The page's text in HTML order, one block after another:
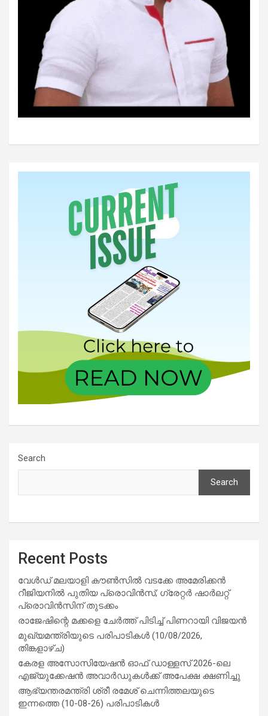
Search
Search
Recent Posts
വേൾഡ് മലയാളി കൗൺസിൽ വടക്കേ അമേരിക്കൻ
റീജിയനിൽ പുതിയ പ്രൊവിൻസ്; ഗ്രേറ്റർ ഷാർലറ്റ്
പ്രൊവിൻസിന് തുടക്കം
രാജേഷിന്റെ മക്കളെ ചേർത്ത് പിടിച്ച് പിണറായി വിജയൻ
മുഖ്യമന്ത്രിയുടെ പരിപാടികൾ (10/08/2026,
തിങ്കളാഴ്ച)
കേരള അസോസിയേഷൻ ഓഫ് ഡാള്ളസ് 2026-ലെ
എജ്യുക്കേഷൻ അവാർഡുകൾക്ക് അപേക്ഷ ക്ഷണിച്ചു
ആഭ്യന്തരമന്ത്രി ശ്രീ രമേശ് ചെന്നിത്തലയുടെ
ഇന്നത്തെ (10-08-26) പരിപാടികൾ